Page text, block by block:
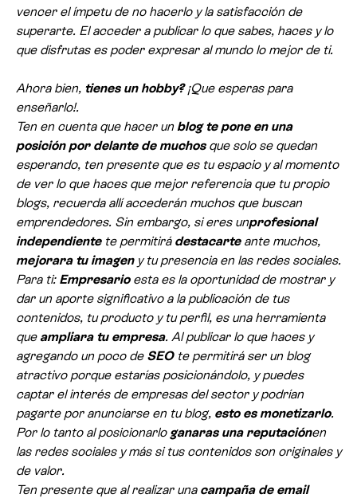
vencer el ímpetu de no hacerlo y la satisfacción de
superarte. El acceder a publicar lo que sabes, haces y lo
que disfrutas es poder expresar al mundo lo mejor de ti.
Ahora bien, tienes un hobby?¡Que esperas para
enseñarlo!.
Ten en cuenta que hacer un blog te pone en una
posición por delante de muchosque solo se quedan
esperando, ten presente que es tu espacio y al momento
de ver lo que haces que mejor referencia que tu propio
blogs, recuerda allí accederán muchos que buscan
emprendedores. Sin embargo, si eres unprofesional
independientete permitirá destacarte ante muchos,
mejorara tu imagen y tu presencia en las redes sociales.
Para ti: Empresarioesta es la oportunidad de mostrar y
dar un aporte significativo a la publicación de tus
contenidos, tu producto y tu perfil, es una herramienta
que ampliara tu empresa. Al publicar lo que haces y
agregando un poco de SEOte permitirá ser un blog
atractivo porque estarías posicionándolo, y puedes
captar el interés de empresas del sector y podrían
pagarte por anunciarse en tu blog, esto es monetizarlo.
Por lo tanto al posicionarlo ganaras una reputaciónen
las redes sociales y más si tus contenidos son originales y
de valor.
Ten presente que al realizar una campaña de email